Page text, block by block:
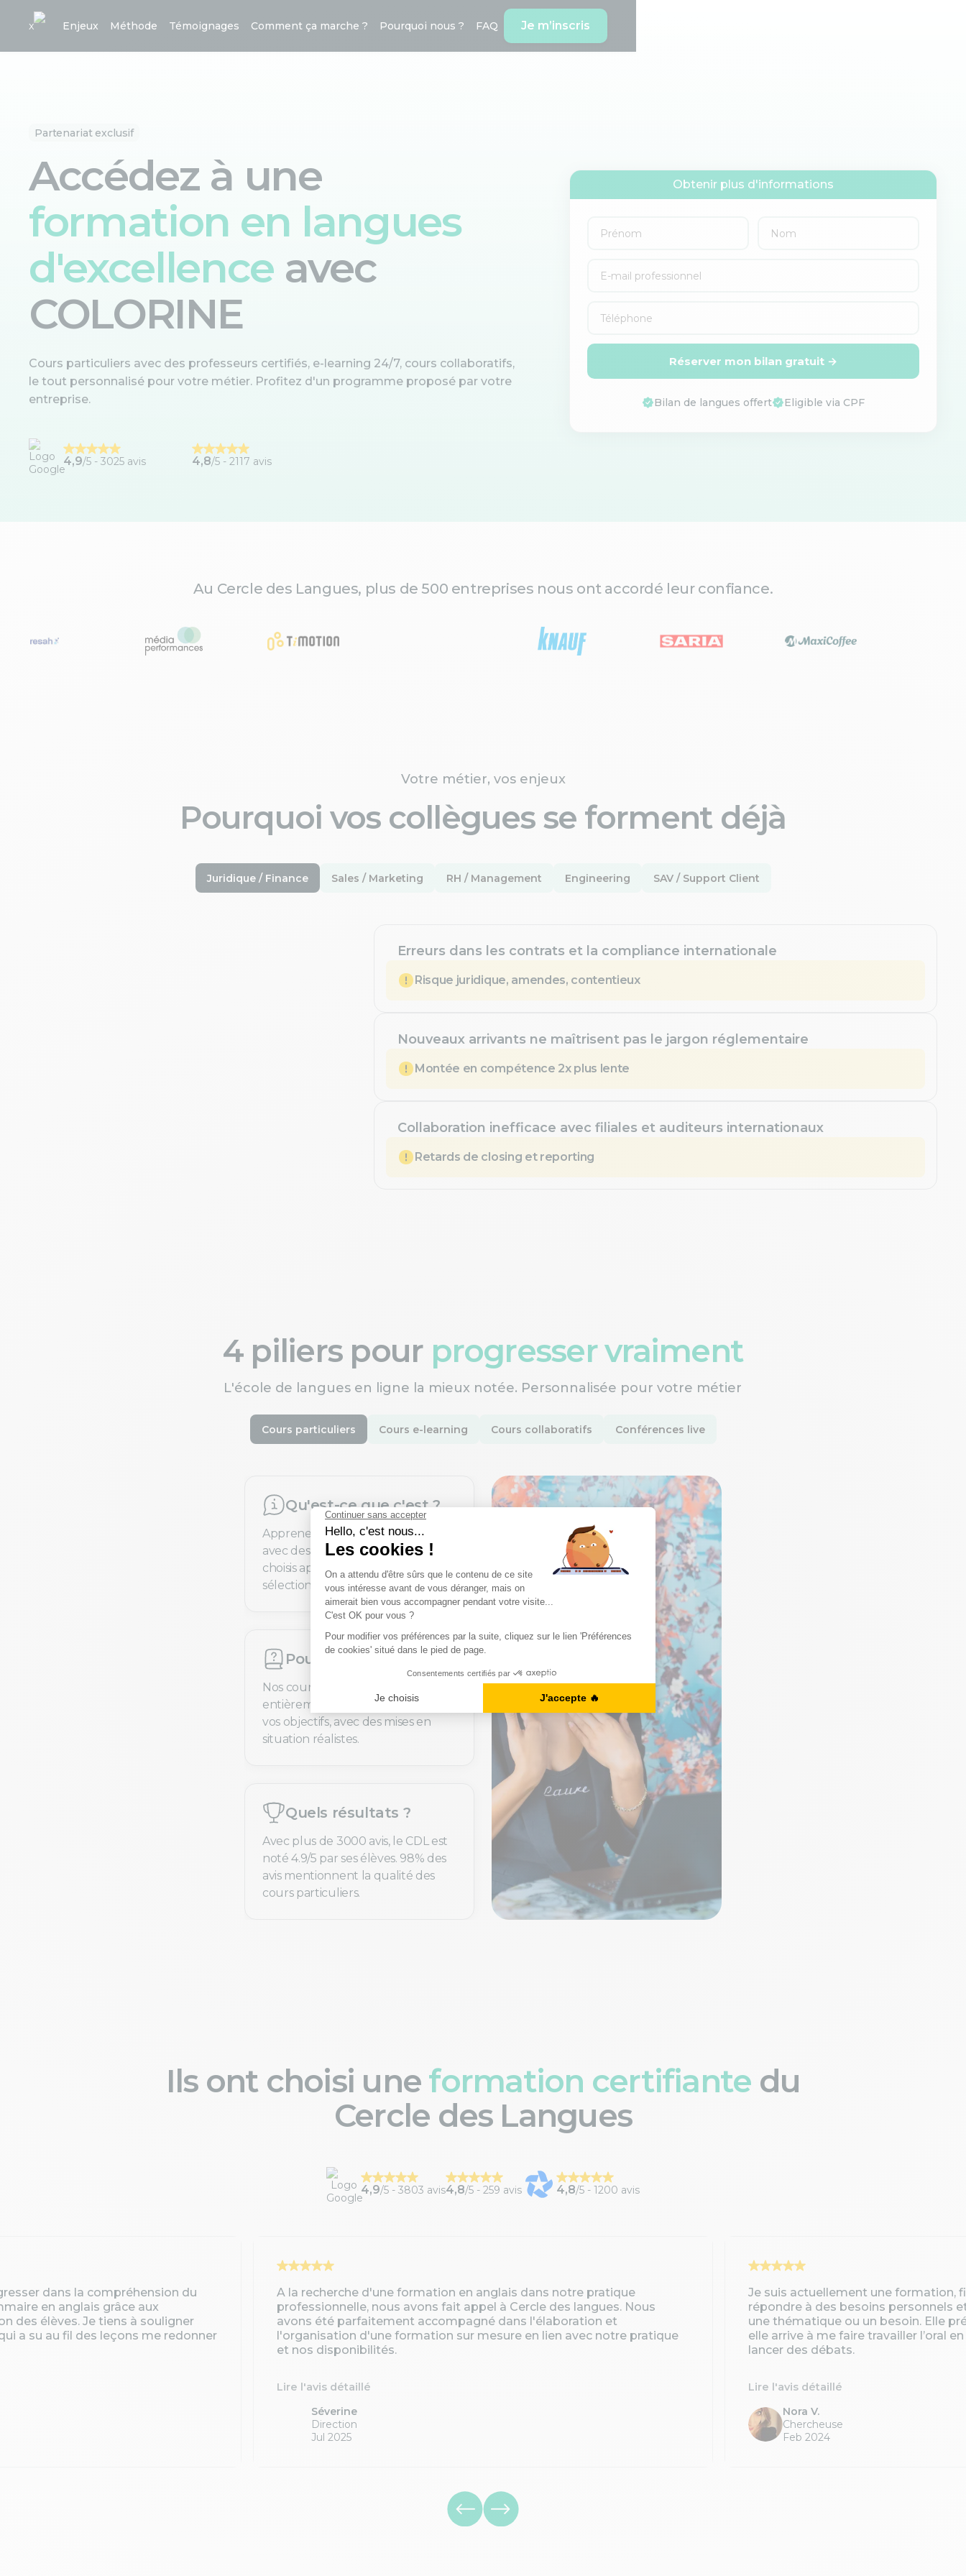
x Enjeux Méthode Témoignages Comment ça marche ? Pourquoi nous ? FAQ Je m’inscris
Partenariat exclusif
Accédez à une
formation en langues
d'excellence avec
COLORINE
Cours particuliers avec des professeurs certifiés, e-learning 24/7, cours collaboratifs,
le tout personnalisé pour votre métier. Profitez d'un programme proposé par votre
entreprise.
4,9/5 - 3025 avis 4,8/5 - 2117 avis
Obtenir plus d'informations
Réserver mon bilan gratuit →
Bilan de langues offert Eligible via CPF
Au Cercle des Langues, plus de 500 entreprises nous ont accordé leur confiance.
Votre métier, vos enjeux
Pourquoi vos collègues se forment déjà
Juridique / Finance Sales / Marketing RH / Management Engineering SAV / Support Client
Erreurs dans les contrats et la compliance internationale
Risque juridique, amendes, contentieux
Nouveaux arrivants ne maîtrisent pas le jargon réglementaire
Montée en compétence 2x plus lente
Collaboration inefficace avec filiales et auditeurs internationaux
Retards de closing et reporting
4 piliers pour progresser vraiment
L'école de langues en ligne la mieux notée. Personnalisée pour votre métier
Cours particuliers Cours e-learning Cours collaboratifs Conférences live
Qu'est-ce que c'est ?
Apprenez une nouvelle langue
avec des professeurs certifiés,
choisis après un processus de
sélection exigeant.
Pourquoi c’est utile ?
Nos cours de langues sont
entièrement personnalisés selon
vos objectifs, avec des mises en
situation réalistes.
Quels résultats ?
Avec plus de 3000 avis, le CDL est
noté 4.9/5 par ses élèves. 98% des
avis mentionnent la qualité des
cours particuliers.
Ils ont choisi une formation certifiante du
Cercle des Langues
4,9/5 - 3803 avis4,8/5 - 259 avis 4,8/5 - 1200 avis
dans la compréhension du
en anglais grâce aux
des élèves. Je tiens à souligner
a su au fil des leçons me redonner
A la recherche d'une formation en anglais dans notre pratique
professionnelle, nous avons fait appel à Cercle des langues. Nous
avons été parfaitement accompagné dans l'élaboration et
l'organisation d'une formation sur mesure en lien avec notre pratique
et nos disponibilités.
Lire l'avis détaillé
Séverine
Direction
Jul 2025
Je suis actuellement une formation,
répondre à des besoins personnels
une thématique ou un besoin. Elle
elle arrive à me faire travailler l’oral
lancer des débats.
Lire l'avis détaillé
Nora V.
Chercheuse
Feb 2024